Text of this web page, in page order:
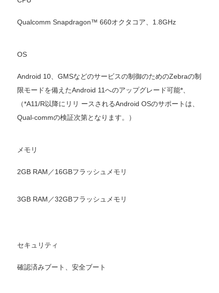
Qualcomm Snapdragon™ 660オクタコア、1.8GHz
OS
Android 10、GMSなどのサービスの制御のためのZebraの制
限モードを備えたAndroid 11へのアップグレード可能*、
（*A11/R以降にリリ ースされるAndroid OSのサポートは、
Qual-commの検証次第となります。）
メモリ
2GB RAM／16GBフラッシュメモリ
3GB RAM／32GBフラッシュメモリ
セキュリティ
確認済みブート、安全ブート